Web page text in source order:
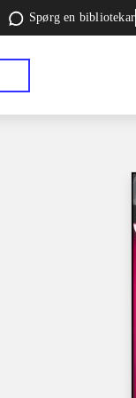
Spørg en bibliotekar